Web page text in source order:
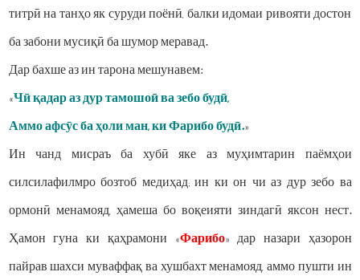
титрӣ на танҳо як суруди поёнӣ, балки идомаи ривояти достон
ба забони мусиқӣ ба шумор меравад.
Дар бахше аз ин тарона мешунавем:
«Чӣ қадар аз дур тамошоӣ ва зебо будӣ,
Аммо афсӯс ба ҳоли ман, ки Фарибо будӣ.»
Ин чанд мисраъ ба хубӣ яке аз муҳимтарин паёмҳои
силсилафилмро бозтоб медиҳад; ин ки он чи аз дур зебо ва
ормонӣ менамояд, ҳамеша бо воқеияти зиндагӣ яксон нест.
Ҳамон гуна ки қаҳрамони «Фарибо» дар назари ҳазорон
пайрав шахси муваффақ ва хушбахт менамояд, аммо пушти ин